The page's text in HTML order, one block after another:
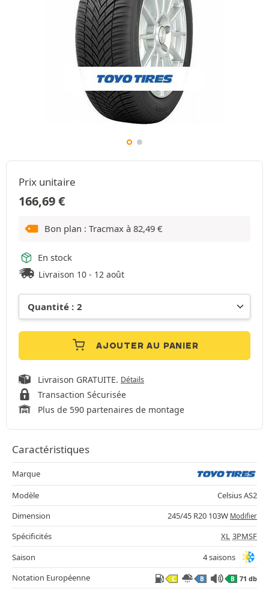
Prix unitaire
166,69€
Bon plan : Tracmax à 82,49 €
En stock
Livraison 10 - 12 août
AJOUTER AU PANIER
Livraison GRATUITE. Détails
Transaction Sécurisée
Plus de 590 partenaires de montage
Caractéristiques
Marque
Modèle
Celsius AS2
Dimension
245/45 R20 103W Modifier
Spécificités XL 3PMSF
Saison
4 saisons
Notation Européenne
C B B 71 db